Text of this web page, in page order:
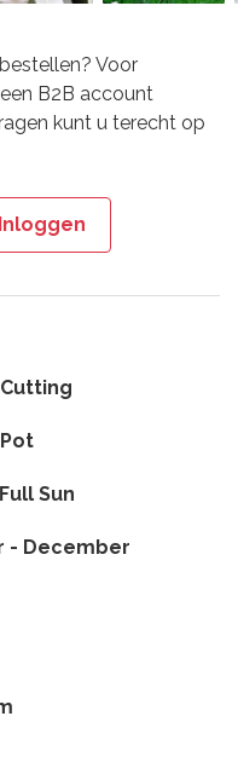
Voor
B2B account
kunt u terecht op
Inloggen
Sun
- December